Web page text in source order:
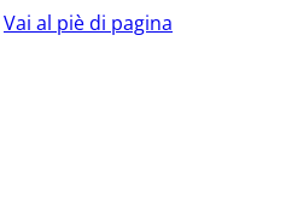
Vai al piè di pagina